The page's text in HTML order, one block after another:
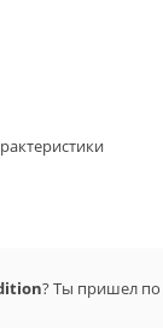
? Ты пришел по